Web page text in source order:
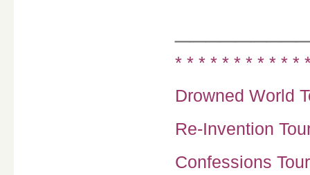
* * * * * * * * * * *
Drowned World
Re-Invention
Confessions